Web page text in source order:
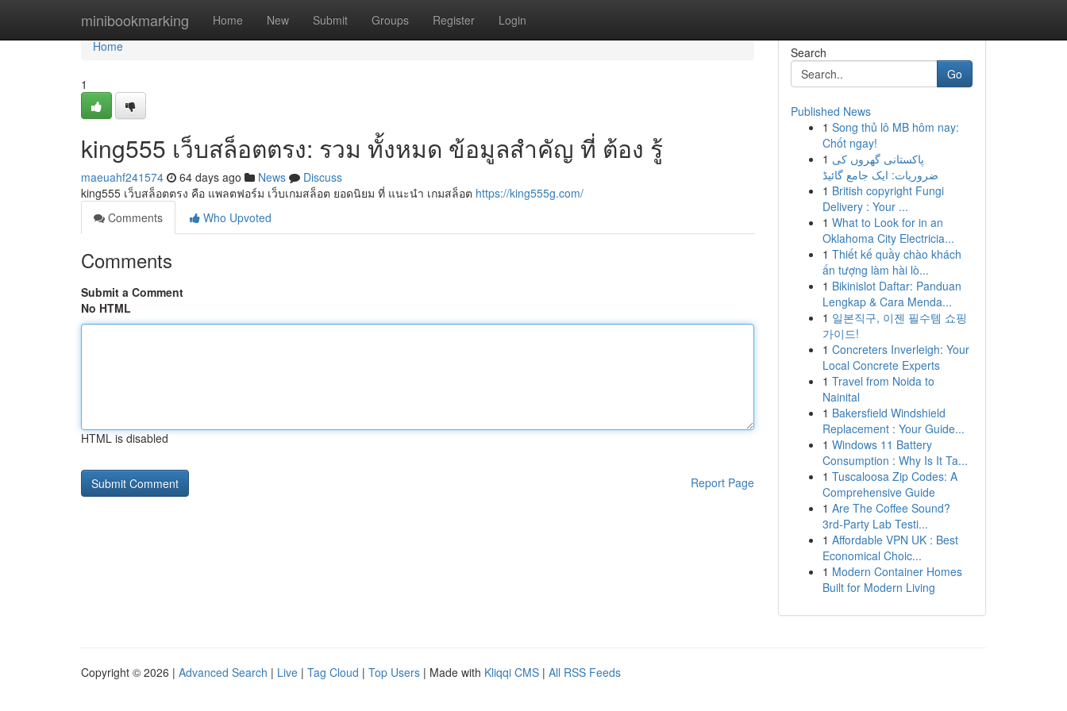
minibookmarking Home New Submit Groups Register Login
Home
Home
1
king555 เว็บสล็อตตรง: รวม ทั้งหมด ข้อมูลสำคัญ ที่ ต้อง รู้
maeuahf241574 64 days ago News
Discuss
king555 เว็บสล็อตตรง คือ แพลตฟอร์ม เว็บเกมสล็อต ยอดนิยม ที่ แนะนำ เกมสล็อต https://king555g.com/
Comments
Who Upvoted
Comments
Submit a Comment
No HTML
HTML is disabled
Report Page
Search
Go
Published News
1 Song thủ lô MB hôm nay:
Chốt ngay!
1 پاکستانی گھروں کی
ضروریات: ایک جامع گائیڈ
1 British copyright Fungi
Delivery : Your ...
1 What to Look for in an
Oklahoma City Electricia...
1 Thiết kế quầy chào khách
ấn tượng làm hài lò...
1 Bikinislot Daftar: Panduan
Lengkap & Cara Menda...
1 일본직구, 이젠 필수템 쇼핑
가이드!
1 Concreters Inverleigh: Your
Local Concrete Experts
1 Travel from Noida to
Nainital
1 Bakersfield Windshield
Replacement : Your Guide...
1 Windows 11 Battery
Consumption : Why Is It Ta...
1 Tuscaloosa Zip Codes: A
Comprehensive Guide
1 Are The Coffee Sound?
3rd-Party Lab Testi...
1 Affordable VPN UK : Best
Economical Choic...
1 Modern Container Homes
Built for Modern Living
Copyright © 2026 | Advanced Search | Live | Tag Cloud | Top Users | Made with Kliqqi CMS | All RSS Feeds